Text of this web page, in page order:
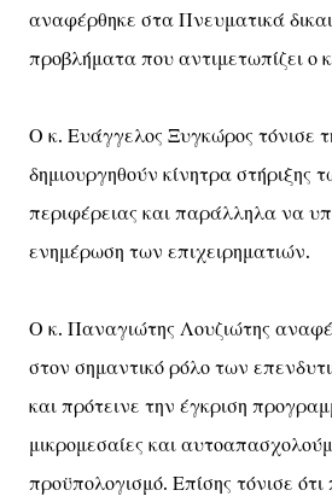
αναφέρθηκε στα Πνευματικά
προβλήματα που αντιμετωπίζει ο
Ο κ. Ευάγγελος Ξυγκώρος τόνισε
δημιουργηθούν κίνητρα στήριξης
περιφέρειας και παράλληλα να
ενημέρωση των επιχειρηματιών.
Ο κ. Παναγιώτης Λουζιώτης
στον σημαντικό ρόλο των
και πρότεινε την έγκριση
μικρομεσαίες και
προϋπολογισμό. Επίσης τόνισε